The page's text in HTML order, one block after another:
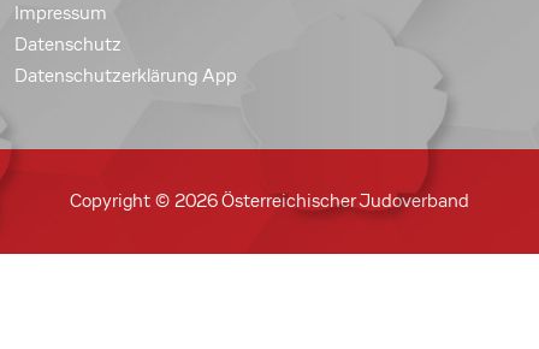
Impressum
Datenschutz
Datenschutzerklärung App
Copyright © 2026 Österreichischer Judoverband